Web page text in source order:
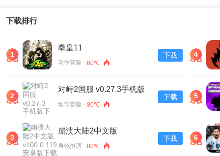
下载排行
1
拳皇11
动作冒险 · 80℃
下载
2
对峙2国服 v0.27.3手机版
动作冒险 · 80℃
下载
3
崩溃大陆2中文版
v100.0.119安卓版下载
角色扮演 · 80℃
下载
4
5
6